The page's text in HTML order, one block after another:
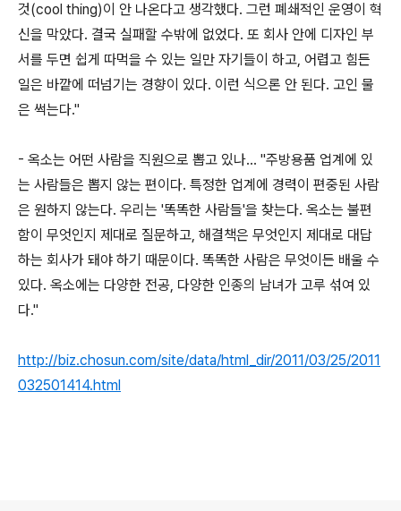
것(cool thing)이 안 나온다고 생각했다. 그런 폐쇄적인 운영이 혁
신을 막았다. 결국 실패할 수밖에 없었다. 또 회사 안에 디자인 부
서를 두면 쉽게 따먹을 수 있는 일만 자기들이 하고, 어렵고 힘든
일은 바깥에 떠넘기는 경향이 있다. 이런 식으론 안 된다. 고인 물
은 썩는다."
- 옥소는 어떤 사람을 직원으로 뽑고 있나... "주방용품 업계에 있
는 사람들은 뽑지 않는 편이다. 특정한 업계에 경력이 편중된 사람
은 원하지 않는다. 우리는 '똑똑한 사람들'을 찾는다. 옥소는 불편
함이 무엇인지 제대로 질문하고, 해결책은 무엇인지 제대로 대답
하는 회사가 돼야 하기 때문이다. 똑똑한 사람은 무엇이든 배울 수
있다. 옥소에는 다양한 전공, 다양한 인종의 남녀가 고루 섞여 있
다."
http://biz.chosun.com/site/data/html_dir/2011/03/25/2011
032501414.html